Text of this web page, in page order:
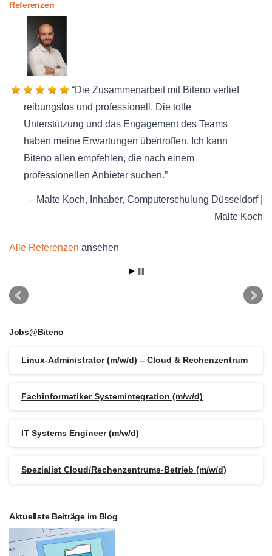
Referenzen
Die Zusammenarbeit mit Biteno verlief
reibungslos und professionell. Die tolle
Unterstützung und das Engagement des Teams
haben meine Erwartungen übertroffen. Ich kann
Biteno allen empfehlen, die nach einem
professionellen Anbieter suchen.
Malte Koch Inhaber Computerschulung Düsseldorf |
Malte Koch
Alle Referenzen ansehen
Jobs@Biteno
Linux-Administrator (m/w/d) – Cloud & Rechenzentrum
Fachinformatiker Systemintegration (m/w/d)
IT Systems Engineer (m/w/d)
Spezialist Cloud/Rechenzentrums-Betrieb (m/w/d)
Aktuellste Beiträge im Blog